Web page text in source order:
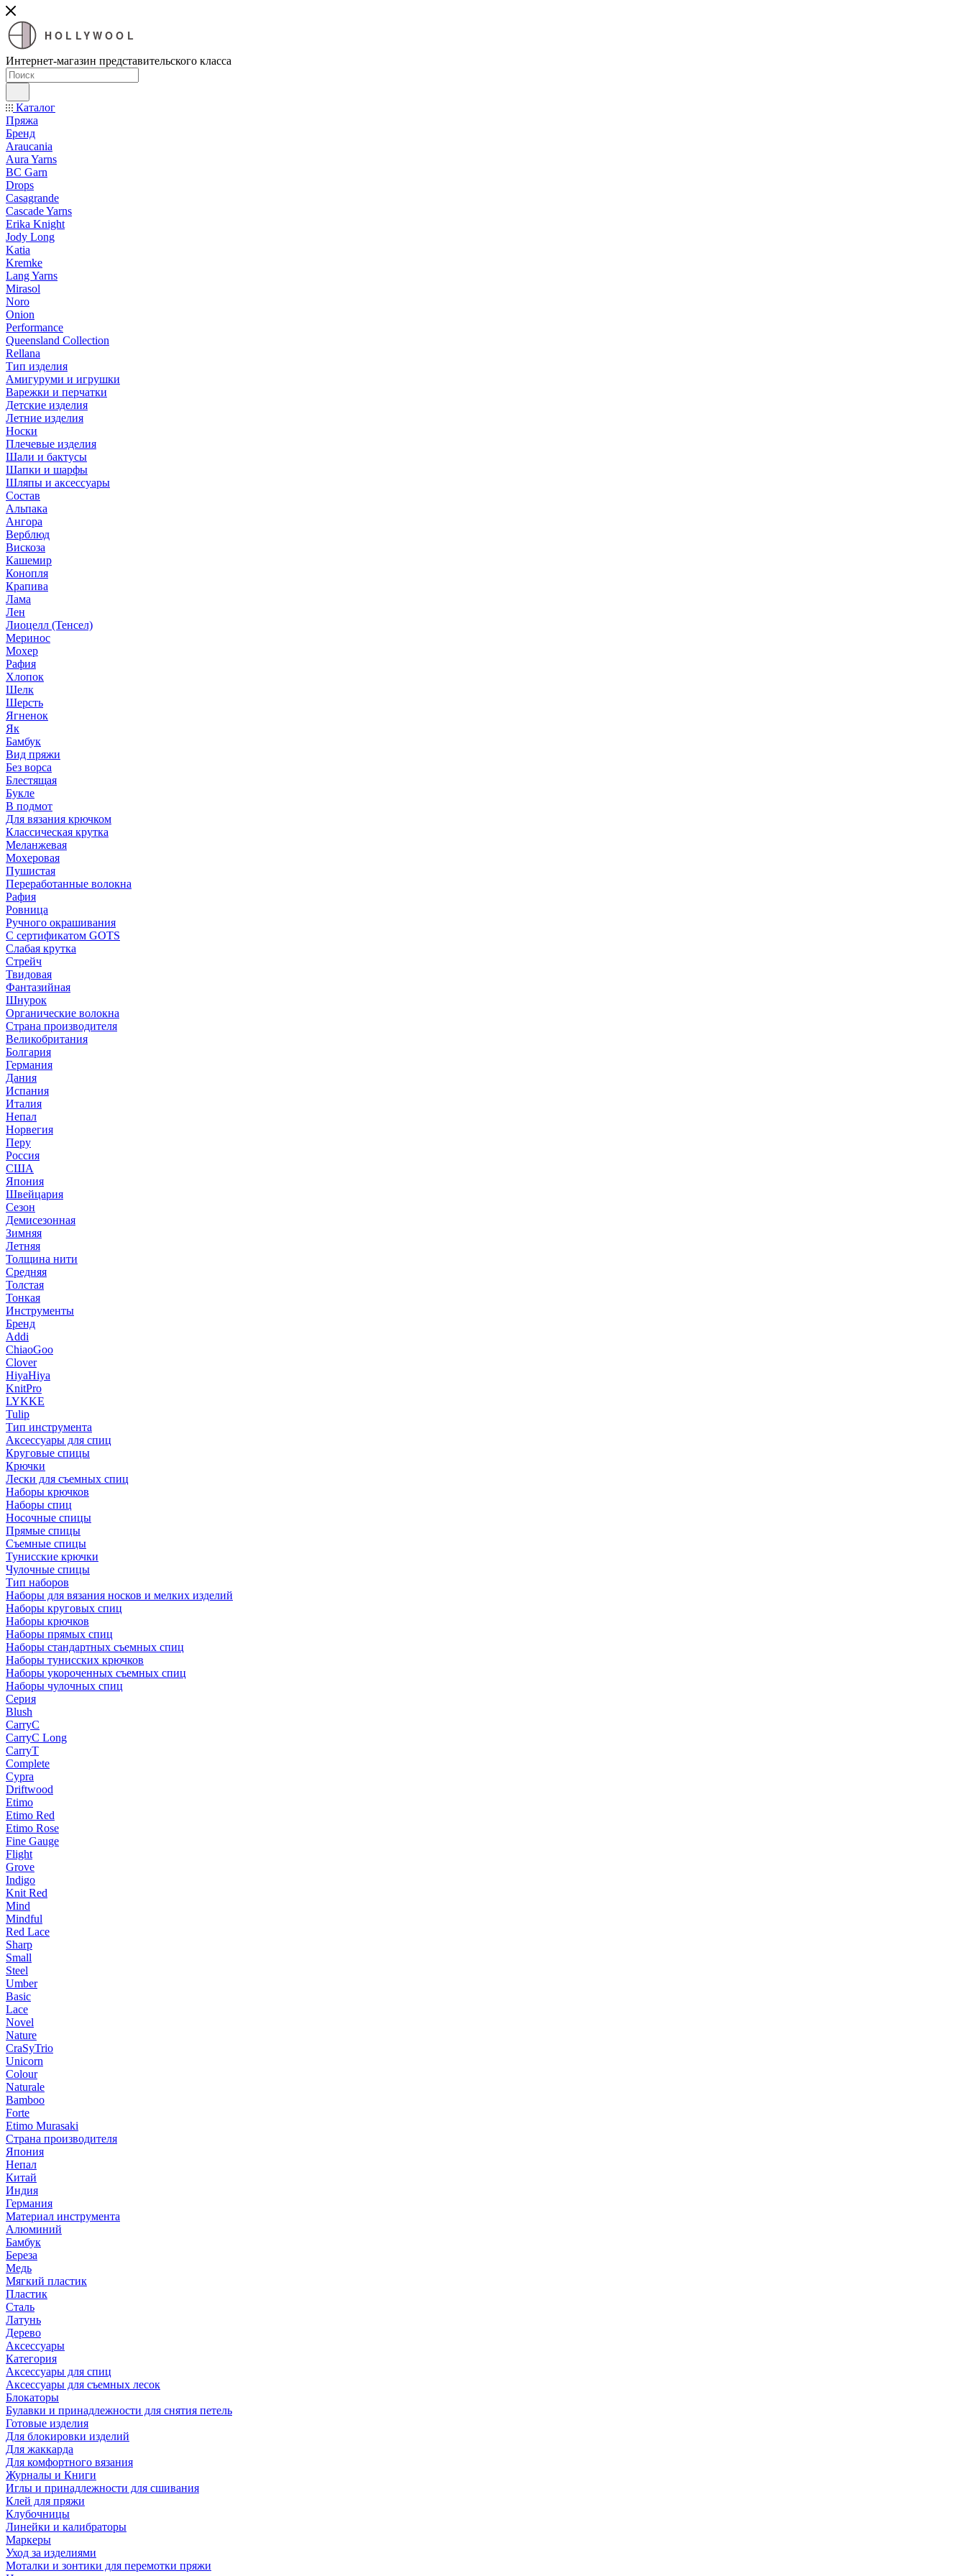
HOLLYWOOL
Интернет-магазин представительского класса
Каталог
Пряжа
Бренд
Araucania
Aura Yarns
BC Garn
Drops
Casagrande
Cascade Yarns
Erika Knight
Jody Long
Katia
Kremke
Lang Yarns
Mirasol
Noro
Onion
Performance
Queensland Collection
Rellana
Тип изделия
Амигуруми и игрушки
Варежки и перчатки
Детские изделия
Летние изделия
Носки
Плечевые изделия
Шали и бактусы
Шапки и шарфы
Шляпы и аксессуары
Состав
Альпака
Ангора
Верблюд
Вискоза
Кашемир
Конопля
Крапива
Лама
Лен
Лиоцелл (Тенсел)
Меринос
Мохер
Рафия
Хлопок
Шелк
Шерсть
Ягненок
Як
Бамбук
Вид пряжи
Без ворса
Блестящая
Букле
В подмот
Для вязания крючком
Классическая крутка
Меланжевая
Мохеровая
Пушистая
Переработанные волокна
Рафия
Ровница
Ручного окрашивания
С сертификатом GOTS
Слабая крутка
Стрейч
Твидовая
Фантазийная
Шнурок
Органические волокна
Страна производителя
Великобритания
Болгария
Германия
Дания
Испания
Италия
Непал
Норвегия
Перу
Россия
США
Япония
Швейцария
Сезон
Демисезонная
Зимняя
Летняя
Толщина нити
Средняя
Толстая
Тонкая
Инструменты
Бренд
Addi
ChiaoGoo
Clover
HiyaHiya
KnitPro
LYKKE
Tulip
Тип инструмента
Аксессуары для спиц
Круговые спицы
Крючки
Лески для съемных спиц
Наборы крючков
Наборы спиц
Носочные спицы
Прямые спицы
Съемные спицы
Тунисские крючки
Чулочные спицы
Тип наборов
Наборы для вязания носков и мелких изделий
Наборы круговых спиц
Наборы крючков
Наборы прямых спиц
Наборы стандартных съемных спиц
Наборы тунисских крючков
Наборы укороченных съемных спиц
Наборы чулочных спиц
Серия
Blush
CarryC
CarryC Long
CarryT
Complete
Cypra
Driftwood
Etimo
Etimo Red
Etimo Rose
Fine Gauge
Flight
Grove
Indigo
Knit Red
Mind
Mindful
Red Lace
Sharp
Small
Steel
Umber
Basic
Lace
Novel
Nature
CraSyTrio
Unicorn
Colour
Naturale
Bamboo
Forte
Etimo Murasaki
Страна производителя
Япония
Непал
Китай
Индия
Германия
Материал инструмента
Алюминий
Бамбук
Береза
Медь
Мягкий пластик
Пластик
Сталь
Латунь
Дерево
Аксессуары
Категория
Аксессуары для спиц
Аксессуары для съемных лесок
Блокаторы
Булавки и принадлежности для снятия петель
Готовые изделия
Для блокировки изделий
Для жаккарда
Для комфортного вязания
Журналы и Книги
Иглы и принадлежности для сшивания
Клей для пряжи
Клубочницы
Линейки и калибраторы
Маркеры
Уход за изделиями
Моталки и зонтики для перемотки пряжи